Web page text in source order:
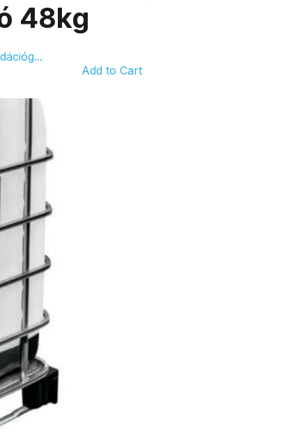
48kg
Add to Cart